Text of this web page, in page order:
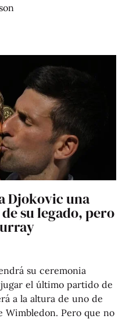
Djokovic una
de su legado, pero
su ceremonia
el último partido de
a la altura de uno de
Wimbledon. Pero que no